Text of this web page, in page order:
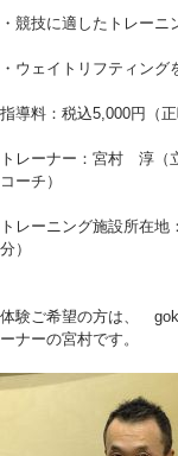
・競技に適したトレーニ
・ウェイトリフティン
指導料：税込5,000円（
トレーナー：宮村 淳（
コーチ）
トレーニング施設所在
分）
体験ご希望の方は、
ーナーの宮村です。